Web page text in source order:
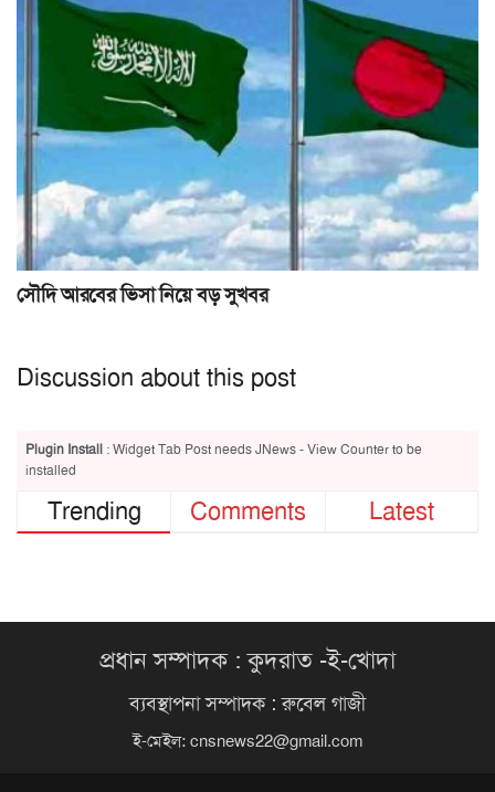
সৌদি আরবের ভিসা নিয়ে বড় সুখবর
Discussion about this post
Plugin Install : Widget Tab Post needs JNews - View Counter to be
installed
Trending Comments Latest
প্রধান সম্পাদক : কুদরাত -ই-খোদা
ব্যবস্থাপনা সম্পাদক : রুবেল গাজী
ই-মেইল: cnsnews22@gmail.com